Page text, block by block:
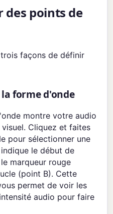
points de
façons de définir
forme d'onde
montre votre audio
Cliquez et faites
pour sélectionner une
le début de
marqueur rouge
(point B). Cette
permet de voir les
audio pour faire